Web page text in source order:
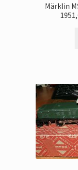
Märklin